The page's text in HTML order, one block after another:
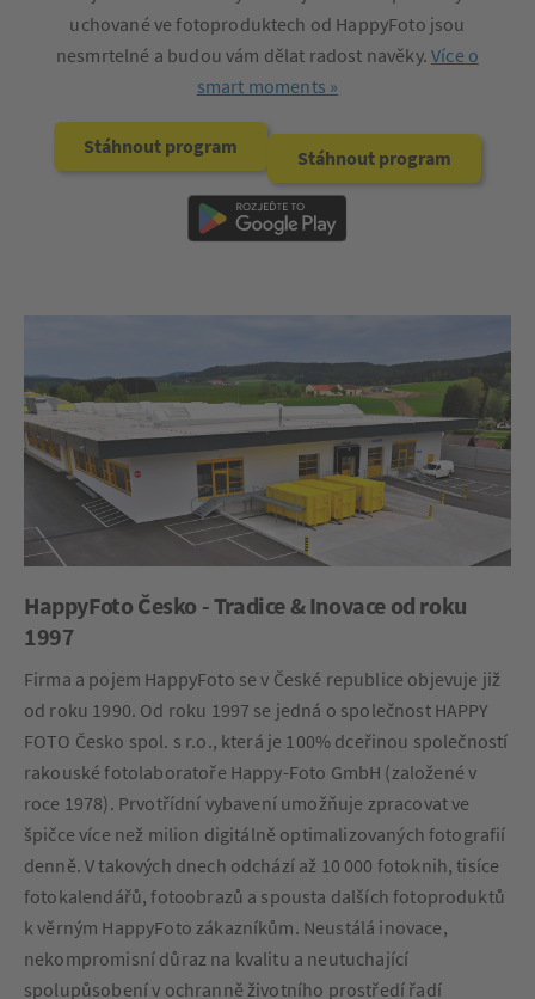
uchované ve fotoproduktech od HappyFoto jsou
nesmrtelné a budou vám dělat radost navěky.Více o
smart moments »
Stáhnout program Stáhnout program
HappyFoto Česko - Tradice & Inovace od roku
1997
Firma a pojem HappyFoto se v České republice objevuje již
od roku 1990. Od roku 1997 se jedná o společnost HAPPY
FOTO Česko spol. s r.o., která je 100% dceřinou společností
rakouské fotolaboratoře Happy-Foto GmbH (založené v
roce 1978). Prvotřídní vybavení umožňuje zpracovat ve
špičce více než milion digitálně optimalizovaných fotografií
denně. V takových dnech odchází až 10 000 fotoknih, tisíce
fotokalendářů, fotoobrazů a spousta dalších fotoproduktů
k věrným HappyFoto zákazníkům. Neustálá inovace,
nekompromisní důraz na kvalitu a neutuchající
spolupůsobení v ochranně životního prostředí řadí